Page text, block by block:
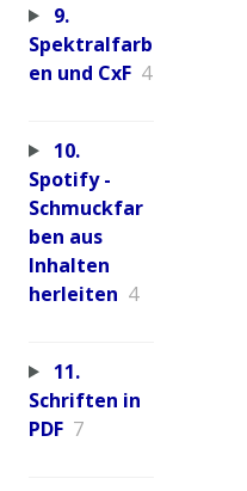
9.
Spektralfarb
en und CxF 4
10.
Spotify -
Schmuckfar
ben aus
Inhalten
herleiten 4
11.
Schriften in
PDF 7